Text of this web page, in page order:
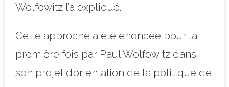
Wolfowitz l’a expliqué.
Cette approche a été énoncée pour la
première fois par Paul Wolfowitz dans
son projet d’orientation de la politique de